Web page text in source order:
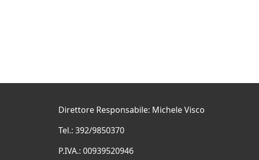
Direttore Responsabile: Michele Visco
Tel.: 392/9850370
P.IVA.: 00939520946